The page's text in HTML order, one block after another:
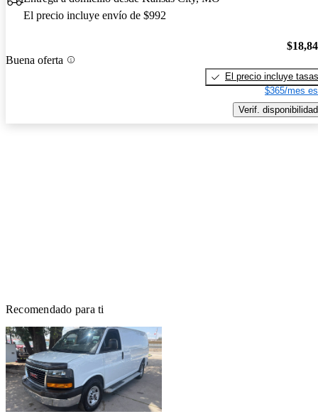
El precio incluye envío de $992
Buena oferta
El precio incluye tasas
$365/mes
Verif. disponibilidad
Recomendado para ti